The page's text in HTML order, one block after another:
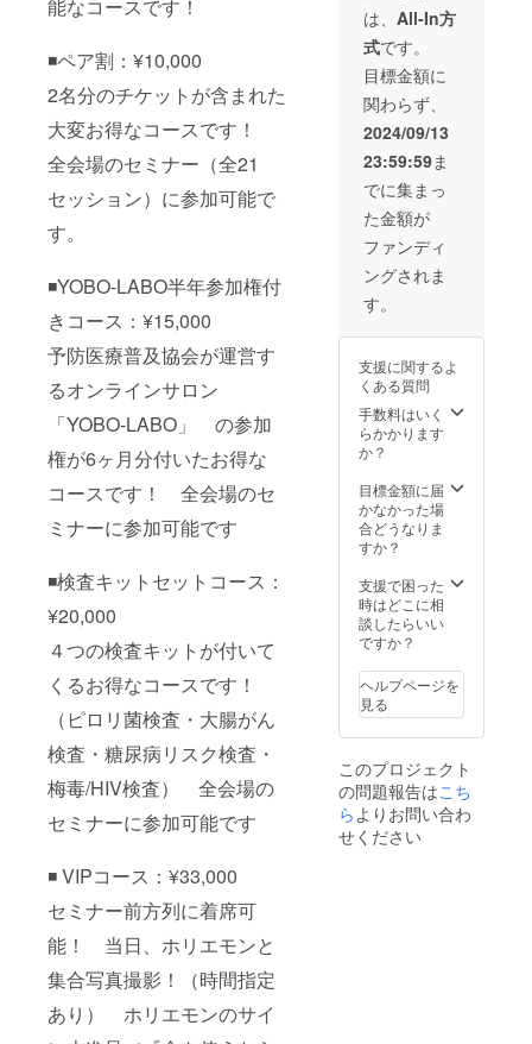
能なコースです！
◾️ペア割：¥10,000
2名分のチケットが含まれた
大変お得なコースです！
全会場のセミナー（全21
セッション）に参加可能で
す。
◾️YOBO-LABO半年参加権付
きコース：¥15,000
予防医療普及協会が運営す
るオンラインサロン
「YOBO-LABO」 の参加
権が6ヶ月分付いたお得な
コースです！ 全会場のセ
ミナーに参加可能です
◾️検査キットセットコース：
¥20,000
４つの検査キットが付いて
くるお得なコースです！
（ピロリ菌検査・大腸がん
検査・糖尿病リスク検査・
梅毒/HIV検査） 全会場の
セミナーに参加可能です
◾️ VIPコース：¥33,000
セミナー前方列に着席可
能！ 当日、ホリエモンと
集合写真撮影！（時間指定
あり） ホリエモンのサイ
細は
メール
でご連
絡いた
します
※会場ま
での交
通費や
滞在費
は各自
でご負
担くだ
さい
ン）に
参加可
能で
す。 ・
日時：
2024年
9月14日
（土曜
日）
10:00-
17:00
・場
所：東
京ビッ
グサイ
連絡方
細は
メール
でご連
絡いた
します
での交
通費や
滞在費
は各自
担くだ
さい
は、 All-In方
式です。
目標金額に
関わらず、
2024/09/13
23:59:59ま
でに集まっ
た金額が
ファンディ
ングされま
す。
支援に関するよ
くある質問
手数料はいく
らかかります
か？
目標金額に届
かなかった場
合どうなりま
すか？
支援で困った
時はどこに相
談したらいい
ですか？
ヘルプページを
見る
このプロジェクト
の問題報告はこち
らよりお問い合わ
せください